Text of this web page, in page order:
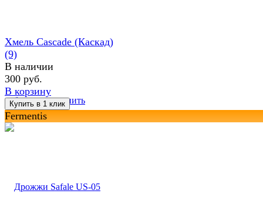
избранное сравнить
Хмель Cascade (Каскад)
(9)
В наличии
300 руб.
В корзину
Fermentis